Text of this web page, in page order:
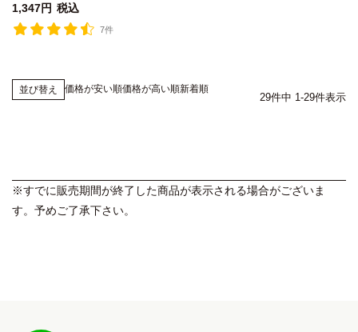
1,347 税込
7件
並び替え 価格が安い順価格が高い順新着順
29件中 1-29件表示
※すでに販売期間が終了した商品が表示される場合がございま
す。予めご了承下さい。